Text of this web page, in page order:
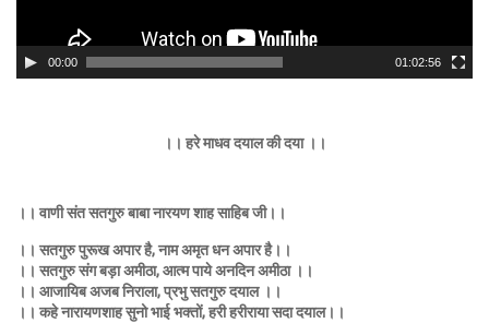
00:00 01:02:56
।। हरे माधव दयाल की दया ।।
।। वाणी संत सतगुरु बाबा नारयण शाह साहिब जी।।
।। सतगुरु पुरूख अपार है, नाम अमृत धन अपार है।।
।। सतगुरु संग बड़ा अमीठा, आत्म पाये अनदिन अमीठा ।।
।। आजायिब अजब निराला, प्रभु सतगुरु दयाल ।।
।। कहे नारायणशाह सुनो भाई भक्तों, हरी हरीराया सदा दयाल।।